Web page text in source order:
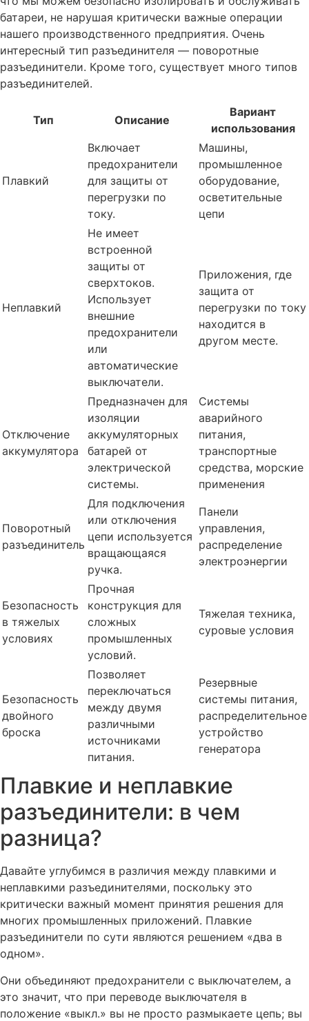
батареи, не нарушая критически важные операции
нашего производственного предприятия. Очень
интересный тип разъединителя — поворотные
разъединители. Кроме того, существует много типов
разъединителей.
Тип Описание
Вариант
использования
Плавкий
Включает
предохранители
для защиты от
перегрузки по
току.
Машины,
промышленное
оборудование,
осветительные
цепи
Неплавкий
Не имеет
встроенной
защиты от
сверхтоков.
Использует
внешние
предохранители
или
автоматические
выключатели.
Приложения, где
защита от
перегрузки по току
находится в
другом месте.
Отключение
аккумулятора
Предназначен для
изоляции
аккумуляторных
батарей от
электрической
системы.
Системы
аварийного
питания,
транспортные
средства, морские
применения
Поворотный
разъединитель
Для подключения
или отключения
цепи используется
вращающаяся
ручка.
Панели
управления,
распределение
электроэнергии
Безопасность
в тяжелых
условиях
Прочная
конструкция для
сложных
промышленных
условий.
Тяжелая техника,
суровые условия
Безопасность
двойного
броска
Позволяет
переключаться
между двумя
различными
источниками
питания.
Резервные
системы питания,
распределительное
устройство
генератора
Плавкие и неплавкие
разъединители: в чем
разница?
Давайте углубимся в различия между плавкими и
неплавкими разъединителями, поскольку это
критически важный момент принятия решения для
многих промышленных приложений. Плавкие
разъединители по сути являются решением «два в
одном».
Они объединяют предохранители с выключателем, а
это значит, что при переводе выключателя в
положение «выкл.» вы не просто размыкаете цепь; вы